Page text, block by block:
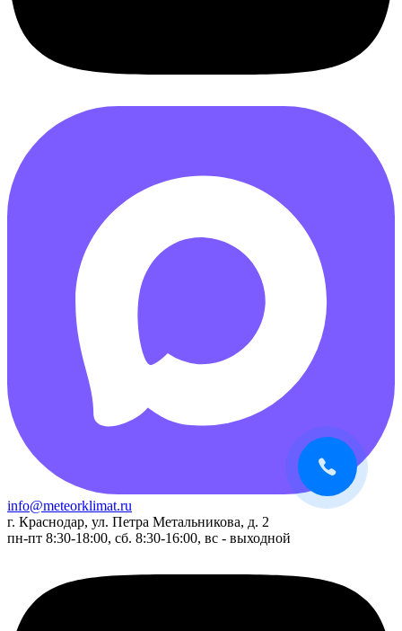
info@meteorklimat.ru
г. Краснодар, ул. Петра Метальникова, д. 2
пн-пт 8:30-18:00, сб. 8:30-16:00, вс - выходной